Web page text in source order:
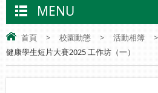
MENU
首頁 > 校園動態 > 活動相簿
>
健康學生短片大賽2025 工作坊（一）